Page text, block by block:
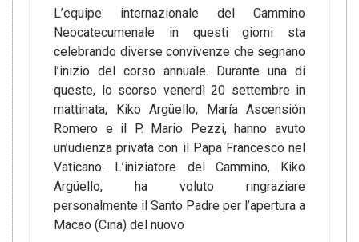
L’equipe internazionale del Cammino
Neocatecumenale in questi giorni sta
celebrando diverse convivenze che segnano
l’inizio del corso annuale. Durante una di
queste, lo scorso venerdì 20 settembre in
mattinata, Kiko Argüello, María Ascensión
Romero e il P. Mario Pezzi, hanno avuto
un’udienza privata con il Papa Francesco nel
Vaticano. L’iniziatore del Cammino, Kiko
Argüello, ha voluto ringraziare
personalmente il Santo Padre per l’apertura a
Macao (Cina) del nuovo